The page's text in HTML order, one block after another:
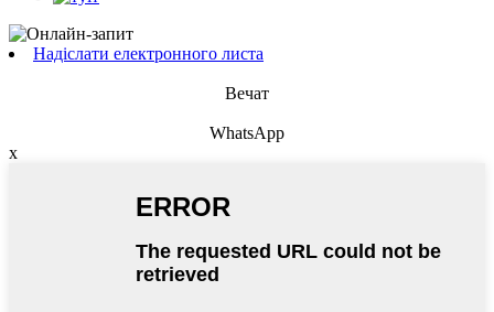
Надіслати електронного листа
Вечат
WhatsApp
x